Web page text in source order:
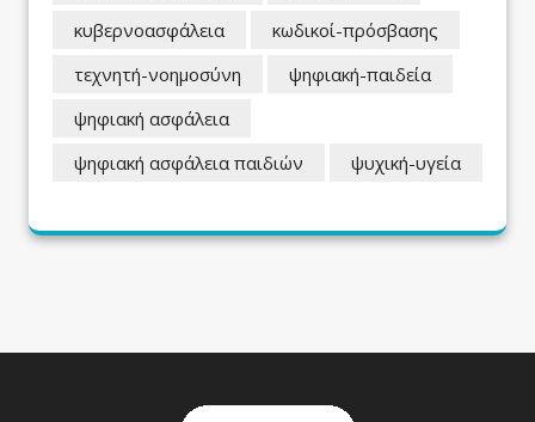
κυβερνοασφάλεια
κωδικοί-πρόσβασης
τεχνητή-νοημοσύνη
ψηφιακή-παιδεία
ψηφιακή ασφάλεια
ψηφιακή ασφάλεια παιδιών
ψυχική-υγεία